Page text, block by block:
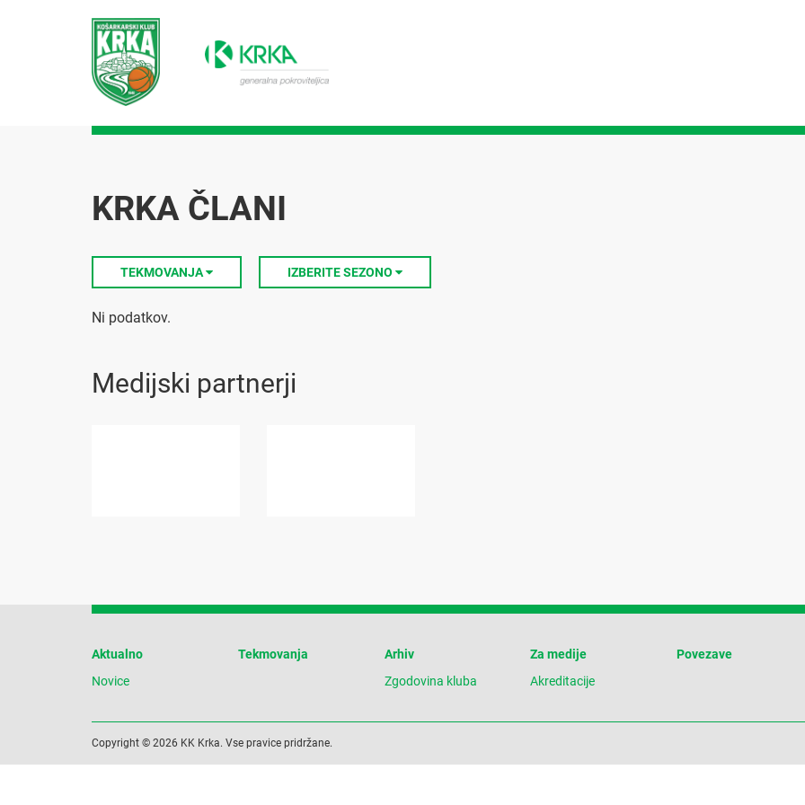
KRKA ČLANI
TEKMOVANJA IZBERITE SEZONO
Ni podatkov.
Medijski partnerji
Aktualno
Novice
Tekmovanja
Arhiv
Zgodovina kluba
Za medije
Akreditacije
Povezave
Copyright © 2026 KK Krka. Vse pravice pridržane.